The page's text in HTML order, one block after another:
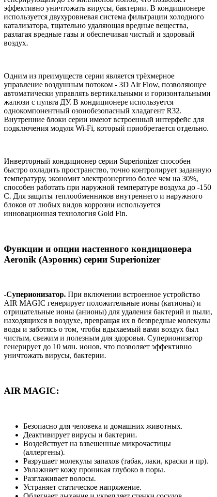
эффективно уничтожать вирусы, бактерии. В кондиционере
используется двухуровневая система фильтрации холодного
катализатора, тщательно удаляющая вредные вещества,
разлагая вредные газы и обеспечивая чистый и здоровый
воздух.
Одним из преимуществ серии является трёхмерное
управление воздушным потоком - 3D Air Flow, позволяющее
автоматически управлять вертикальными и горизонтальными
жалюзи с пульта ДУ. В кондиционере используется
однокомпонентный озонобезопасный хладагент R32.
Внутренние блоки серии имеют встроенный интерфейс для
подключения модуля Wi-Fi, который приобретается отдельно.
Инверторный кондиционер серии Superionizer способен
быстро охладить пространство, точно контролирует заданную
температуру, экономит электроэнергию более чем на 30%,
способен работать при наружной температуре воздуха до -150
С. Для защиты теплообменников внутреннего и наружного
блоков от любых видов коррозии используется
инновационная технология Gold Fin.
Функции и опции настенного кондиционера
Aeronik (Аэроник) серии Superionizer
-Cуперионизатор. При включении встроенное устройство
AIR MAGIC генерирует положительные ионы (катионы) и
отрицательные ионы (анионы) для удаления бактерий и пыли,
находящихся в воздухе, превращая их в безвредные молекулы
воды и заботясь о том, чтобы вдыхаемый вами воздух был
чистым, свежим и полезным для здоровья. Суперионизатор
генерирует до 10 млн. ионов, что позволяет эффективно
уничтожать вирусы, бактерии.
AIR MAGIC:
Безопасно для человека и домашних животных.
Деактивирует вирусы и бактерии.
Воздействует на взвешенные микрочастицы
(аллергены).
Разрушает молекулы запахов (табак, лаки, краски и пр).
Увлажняет кожу проникая глубоко в поры.
Разглаживает волосы.
Устраняет статическое напряжение.